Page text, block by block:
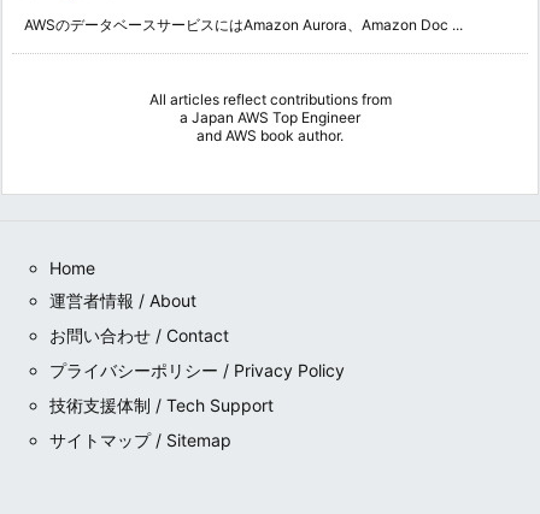
AWSのデータベースサービスにはAmazon Aurora、Amazon Doc ...
All articles reflect contributions from
a Japan AWS Top Engineer
and AWS book author.
Home
運営者情報 / About
お問い合わせ / Contact
プライバシーポリシー / Privacy Policy
技術支援体制 / Tech Support
サイトマップ / Sitemap